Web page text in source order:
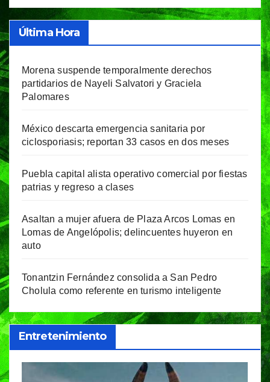
Última Hora
Morena suspende temporalmente derechos
partidarios de Nayeli Salvatori y Graciela
Palomares
México descarta emergencia sanitaria por
ciclosporiasis; reportan 33 casos en dos meses
Puebla capital alista operativo comercial por fiestas
patrias y regreso a clases
Asaltan a mujer afuera de Plaza Arcos Lomas en
Lomas de Angelópolis; delincuentes huyeron en
auto
Tonantzin Fernández consolida a San Pedro
Cholula como referente en turismo inteligente
Entretenimiento